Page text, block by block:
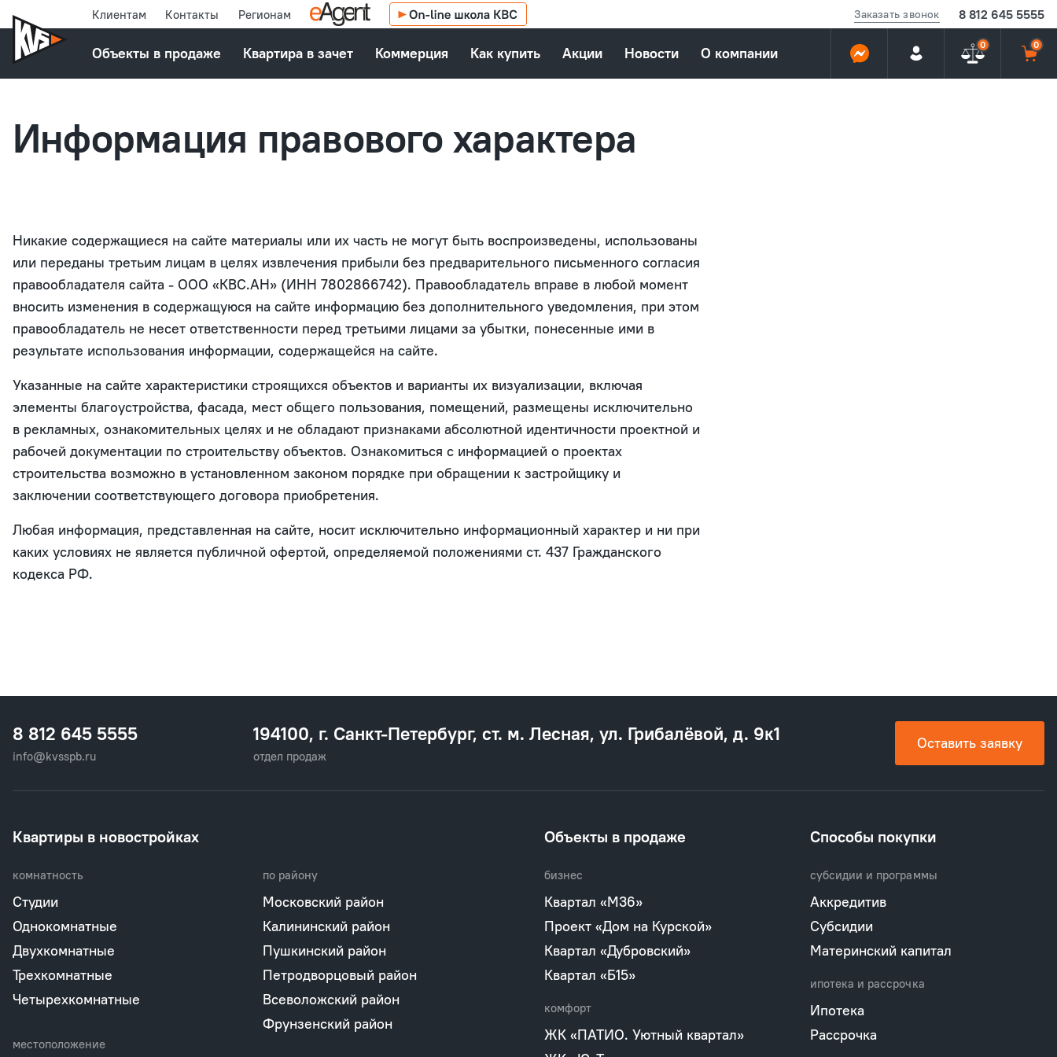
Клиентам Контакты Регионам Заказать звонок 8 812 645 5555
Объекты в продаже Квартира в зачет Коммерция Как купить Акции Новости О компании 0 0
Информация правового характера
Никакие содержащиеся на сайте материалы или их часть не могут быть воспроизведены, использованы
или переданы третьим лицам в целях извлечения прибыли без предварительного письменного согласия
правообладателя сайта - ООО «КВС.АН» (ИНН 7802866742). Правообладатель вправе в любой момент
вносить изменения в содержащуюся на сайте информацию без дополнительного уведомления, при этом
правообладатель не несет ответственности перед третьими лицами за убытки, понесенные ими в
результате использования информации, содержащейся на сайте.
Указанные на сайте характеристики строящихся объектов и варианты их визуализации, включая
элементы благоустройства, фасада, мест общего пользования, помещений, размещены исключительно
в рекламных, ознакомительных целях и не обладают признаками абсолютной идентичности проектной и
рабочей документации по строительству объектов. Ознакомиться с информацией о проектах
строительства возможно в установленном законом порядке при обращении к застройщику и
заключении соответствующего договора приобретения.
Любая информация, представленная на сайте, носит исключительно информационный характер и ни при
каких условиях не является публичной офертой, определяемой положениями ст. 437 Гражданского
кодекса РФ.
8 812 645 5555
info@kvsspb.ru
194100, г. Санкт‐Петербург, ст. м. Лесная, ул. Грибалёвой, д. 9к1
отдел продаж
Оставить заявку
Квартиры в новостройках
комнатность
Студии
Однокомнатные
Двухкомнатные
Трехкомнатные
Четырехкомнатные
местоположение
по району
Московский район
Калининский район
Пушкинский район
Петродворцовый район
Всеволожский район
Фрунзенский район
Объекты в продаже
бизнес
Квартал «М36»
Проект «Дом на Курской»
Квартал «Дубровский»
Квартал «Б15»
комфорт
ЖК «ПАТИО. Уютный квартал»
Способы покупки
субсидии и программы
Аккредитив
Субсидии
Материнский капитал
ипотека и рассрочка
Ипотека
Рассрочка